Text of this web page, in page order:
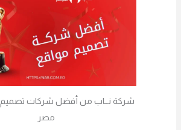
شركة نــاب من أفضل شركات تصميم
مصر